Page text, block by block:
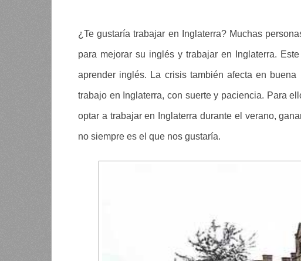
¿Te gustaría trabajar en Inglaterra? Muchas
para mejorar su inglés y trabajar en Inglaterra.
aprender inglés. La crisis también afecta en
trabajo en Inglaterra, con suerte y paciencia. Para
optar a trabajar en Inglaterra durante el verano,
no siempre es el que nos gustaría.